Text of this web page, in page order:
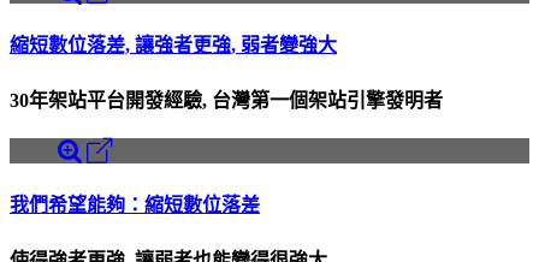
縮短數位落差, 讓強者更強, 弱者變強大
30年架站平台開發經驗, 台灣第一個架站引擎發明者
我們希望能夠：縮短數位落差